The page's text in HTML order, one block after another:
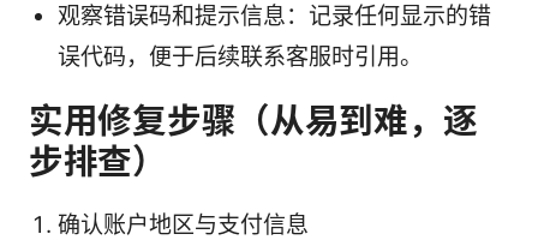
观察错误码和提示信息：记录任何显示的错
误代码，便于后续联系客服时引用。
实用修复步骤（从易到难，逐
步排查）
确认账户地区与支付信息